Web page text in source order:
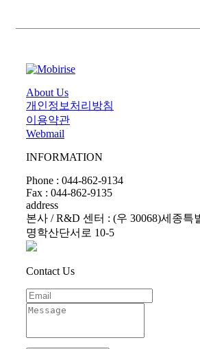
About Us
개인정보처리방침
이용약관
Webmail
INFORMATION
Phone : 044-862-9134
Fax : 044-862-9135
address
본사 / R&D 센터 : (우 30068)세종특
명학산단서로 10-5
Contact Us